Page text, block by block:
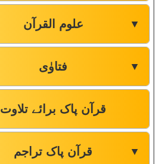
علوم القرآن ▼
فتاوٰی ▼
قرآن پاک برائے تلاوت
قرآن پاک تراجم ▼